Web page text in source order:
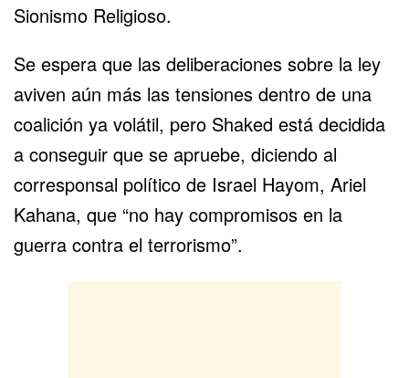
Sionismo Religioso.
Se espera que las deliberaciones sobre la ley
aviven aún más las tensiones dentro de una
coalición ya volátil, pero Shaked está decidida
a conseguir que se apruebe, diciendo al
corresponsal político de Israel Hayom, Ariel
Kahana, que “no hay compromisos en la
guerra contra el terrorismo”.